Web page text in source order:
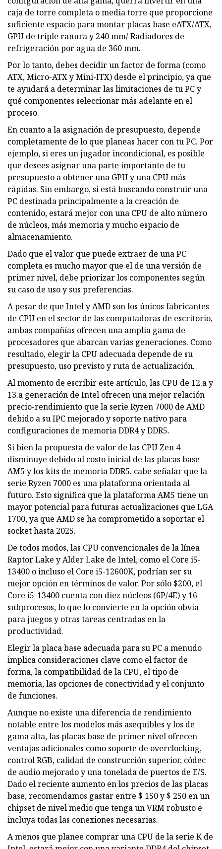
caja de torre completa o media torre que proporcione
suficiente espacio para montar placas base eATX/ATX,
GPU de triple ranura y 240 mm/ Radiadores de
refrigeración por agua de 360 ​​mm.
Por lo tanto, debes decidir un factor de forma (como
ATX, Micro-ATX y Mini-ITX) desde el principio, ya que
te ayudará a determinar las limitaciones de tu PC y
qué componentes seleccionar más adelante en el
proceso.
En cuanto a la asignación de presupuesto, depende
completamente de lo que planeas hacer con tu PC. Por
ejemplo, si eres un jugador incondicional, es posible
que desees asignar una parte importante de tu
presupuesto a obtener una GPU y una CPU más
rápidas. Sin embargo, si está buscando construir una
PC destinada principalmente a la creación de
contenido, estará mejor con una CPU de alto número
de núcleos, más memoria y mucho espacio de
almacenamiento.
Dado que el valor que puede extraer de una PC
completa es mucho mayor que el de una versión de
primer nivel, debe priorizar los componentes según
su caso de uso y sus preferencias.
A pesar de que Intel y AMD son los únicos fabricantes
de CPU en el sector de las computadoras de escritorio,
ambas compañías ofrecen una amplia gama de
procesadores que abarcan varias generaciones. Como
resultado, elegir la CPU adecuada depende de su
presupuesto, uso previsto y ruta de actualización.
Al momento de escribir este artículo, las CPU de 12.a y
13.a generación de Intel ofrecen una mejor relación
precio-rendimiento que la serie Ryzen 7000 de AMD
debido a su IPC mejorado y soporte nativo para
configuraciones de memoria DDR4 y DDR5.
Si bien la propuesta de valor de las CPU Zen 4
disminuye debido al costo inicial de las placas base
AM5 y los kits de memoria DDR5, cabe señalar que la
serie Ryzen 7000 es una plataforma orientada al
futuro. Esto significa que la plataforma AM5 tiene un
mayor potencial para futuras actualizaciones que LGA
1700, ya que AMD se ha comprometido a soportar el
socket hasta 2025.
De todos modos, las CPU convencionales de la línea
Raptor Lake y Alder Lake de Intel, como el Core i5-
13400 o incluso el Core i5-12600K, podrían ser su
mejor opción en términos de valor. Por sólo $200, el
Core i5-13400 cuenta con diez núcleos (6P/4E) y 16
subprocesos, lo que lo convierte en la opción obvia
para juegos y otras tareas centradas en la
productividad.
Elegir la placa base adecuada para su PC a menudo
implica consideraciones clave como el factor de
forma, la compatibilidad de la CPU, el tipo de
memoria, las opciones de conectividad y el conjunto
de funciones.
Aunque no existe una diferencia de rendimiento
notable entre los modelos más asequibles y los de
gama alta, las placas base de primer nivel ofrecen
ventajas adicionales como soporte de overclocking,
control RGB, calidad de construcción superior, códec
de audio mejorado y una tonelada de puertos de E/S.
Dado el reciente aumento en los precios de las placas
base, recomendamos gastar entre $ 150 y $ 250 en un
chipset de nivel medio que tenga un VRM robusto e
incluya todas las conexiones necesarias.
A menos que planee comprar una CPU de la serie K de